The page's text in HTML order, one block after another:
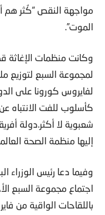
مواجهة النقص “كُثر هم
الموت”.
وكانت منظمات الإغاثة
لمجموعة السبع لتوزيع
كأسلوب للفت الانتباه
شعبوية لا أكثر.دولة
إليها منظمة الصحة
وفيما دعا رئيس الوزراء
اجتماع مجموعة السبع